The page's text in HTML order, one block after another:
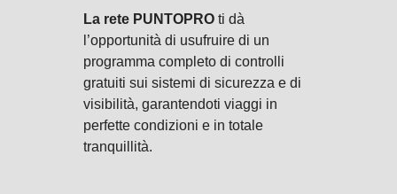
La rete PUNTOPRO ti dà
l’opportunità di usufruire di un
programma completo di controlli
gratuiti sui sistemi di sicurezza e di
visibilità, garantendoti viaggi in
perfette condizioni e in totale
tranquillità.